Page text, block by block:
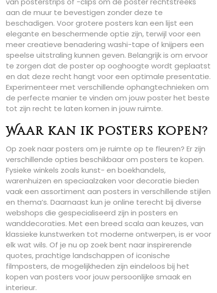
aan de muur te bevestigen zonder deze te
beschadigen. Voor grotere posters kan een lijst een
elegante en beschermende optie zijn, terwijl voor een
meer creatieve benadering washi-tape of knijpers een
speelse uitstraling kunnen geven. Belangrijk is om ervoor
te zorgen dat de poster op ooghoogte wordt geplaatst
en dat deze recht hangt voor een optimale presentatie.
Experimenteer met verschillende ophangtechnieken om
de perfecte manier te vinden om jouw poster het beste
tot zijn recht te laten komen in jouw ruimte.
Waar kan ik posters kopen?
Op zoek naar posters om je ruimte op te fleuren? Er zijn
verschillende opties beschikbaar om posters te kopen.
Fysieke winkels zoals kunst- en boekhandels,
warenhuizen en speciaalzaken voor decoratie bieden
vaak een assortiment aan posters in verschillende stijlen
en thema’s. Daarnaast kun je online terecht bij diverse
webshops die gespecialiseerd zijn in posters en
wanddecoraties. Met een breed scala aan keuzes, van
klassieke kunstwerken tot moderne ontwerpen, is er voor
elk wat wils. Of je nu op zoek bent naar inspirerende
quotes, prachtige landschappen of iconische
filmposters, de mogelijkheden zijn eindeloos bij het
kopen van posters voor jouw persoonlijke smaak en
interieur.